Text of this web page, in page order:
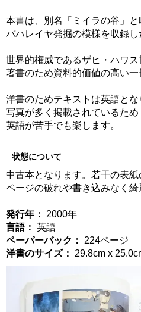
本書は、別名「ミイラの谷」と
バハレイヤ発掘の模様を収録し
世界的権威であるザヒ・ハワス
著書のため資料的価値の高い一
洋書のためテキストは英語とな
写真が多く掲載されているため
英語が苦手でも楽します。
状態について
中古本となります。若干の表紙
ページの破れや書き込みなく綺
発行年：
2000年
言語： 英語
ペーパーバック：
224ページ
洋書のサイズ：
29.8cm x